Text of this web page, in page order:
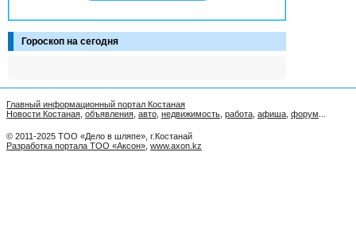
Гороскоп на сегодня
Главный информационный портал Костаная
Новости Костаная объявления авто недвижимость работа афиша форум
© 2011-2025 ТОО «Дело в шляпе», г.Костанай
Разработка портала ТОО «Аксон» www.axon.kz